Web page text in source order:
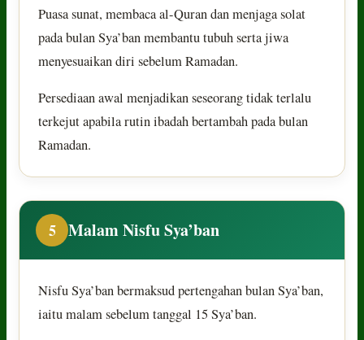
Puasa sunat, membaca al-Quran dan menjaga solat
pada bulan Sya’ban membantu tubuh serta jiwa
menyesuaikan diri sebelum Ramadan.
Persediaan awal menjadikan seseorang tidak terlalu
terkejut apabila rutin ibadah bertambah pada bulan
Ramadan.
5 Malam Nisfu Sya’ban
Nisfu Sya’ban bermaksud pertengahan bulan Sya’ban,
iaitu malam sebelum tanggal 15 Sya’ban.